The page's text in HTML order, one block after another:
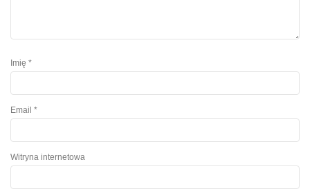
Imię *
Email *
Witryna internetowa